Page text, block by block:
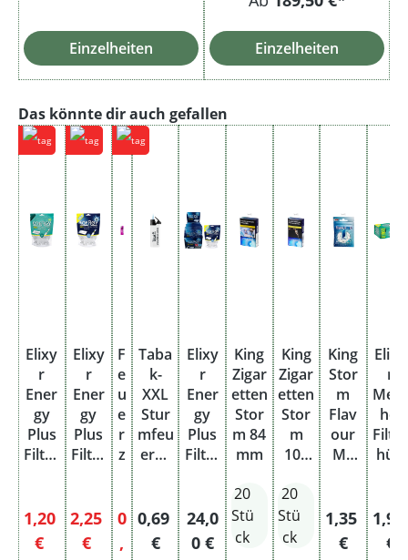
Einzelheiten Einzelheiten
Produktgalerie überspringen
Das könnte dir auch gefallen
Elixy
r
Ener
gy
Plus
Filter
hol
15 x
6
Verkaufspreis:
1,20
€
Regulärer Preis:
Elixy
r
Ener
gy
Plus
Filter
15 x
6
mm
Verkaufspreis:
2,25
€
Regulärer Preis:
F
e
u
e
r
z
g
e
Verkaufspreis:
0
,
Taba
k-
XXL
Stur
mfeu
erze
Flam
me
Nach
Regulärer Preis:
0,69
€
Elixy
r
Ener
gy
Plus
Filter
15 x
6
mm
Regulärer Preis:
24,0
0 €
King
Zigar
etten
Stor
m 84
mm
20
Stü
ck
King
Zigar
etten
Stor
m
100
20
Stü
ck
King
Stor
m
Flav
our
Me
mit
Ment
hol 5
Regulärer
1,35
€
Elixy
r
Ment
hol
Filter
hüls
110e
r
Pack
1,90
€